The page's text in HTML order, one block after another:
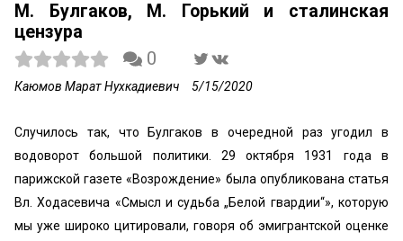
М. Булгаков, М. Горький и сталинская
цензура
0
Каюмов Марат Нухкадиевич 5/15/2020
Случилось так, что Булгаков в очередной раз угодил в
водоворот большой политики. 29 октября 1931 года в
парижской газете «Возрождение» была опубликована статья
Вл. Ходасевича «Смысл и судьба „Белой гвардии“», которую
мы уже широко цитировали, говоря об эмигрантской оценке